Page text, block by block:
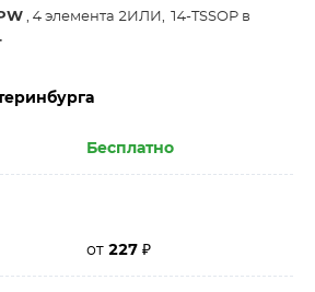
, 4 элемента 2ИЛИ, 14-TSSOP в
Бесплатно
от 227 ₽